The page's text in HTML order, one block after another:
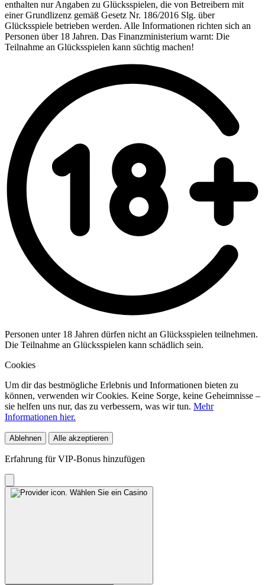
enthalten nur Angaben zu Glücksspielen, die von Betreibern mit
einer Grundlizenz gemäß Gesetz Nr. 186/2016 Slg. über
Glücksspiele betrieben werden. Alle Informationen richten sich an
Personen über 18 Jahren. Das Finanzministerium warnt: Die
Teilnahme an Glücksspielen kann süchtig machen!
Personen unter 18 Jahren dürfen nicht an Glücksspielen teilnehmen.
Die Teilnahme an Glücksspielen kann schädlich sein.
Cookies
Um dir das bestmögliche Erlebnis und Informationen bieten zu
können, verwenden wir Cookies. Keine Sorge, keine Geheimnisse –
sie helfen uns nur, das zu verbessern, was wir tun. Mehr
Informationen hier.
Ablehnen Alle akzeptieren
Erfahrung für VIP-Bonus hinzufügen
Wählen Sie ein Casino